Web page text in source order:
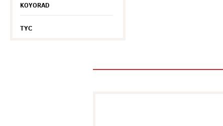
KOYORAD
TYC